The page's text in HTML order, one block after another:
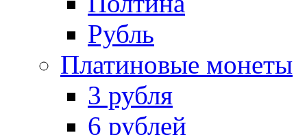
Рубль
Платиновые монеты
3 рубля
6 рублей